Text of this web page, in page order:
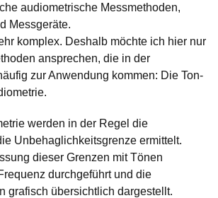
audiometrische Messmethoden,
Messgeräte.
komplex. Deshalb möchte ich hier nur
ansprechen, die in der
zur Anwendung kommen: Die Ton-
werden in der Regel die
Unbehaglichkeitsgrenze ermittelt.
dieser Grenzen mit Tönen
durchgeführt und die
grafisch übersichtlich dargestellt.